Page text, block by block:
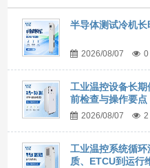
半导体测试冷机
2026/08/07 0
工业温控设备长
前检查与操作要点
2026/08/07 2
工业温控系统循
质、ETCU到运行